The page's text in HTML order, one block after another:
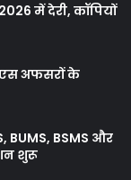
में देरी, कॉपियों
अफसरों के
BUMS, BSMS और
शुरू